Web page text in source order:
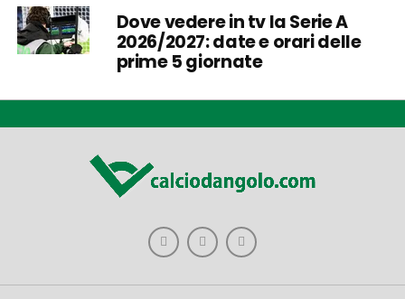
Dove vedere in tv la Serie A
2026/2027: date e orari delle
prime 5 giornate